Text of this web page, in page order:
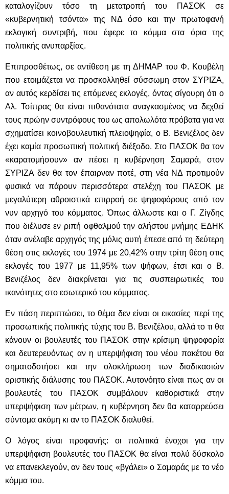
καταλογίζουν τόσο τη μετατροπή του ΠΑΣΟΚ σε
«κυβερνητική τσόντα» της ΝΔ όσο και την πρωτοφανή
εκλογική συντριβή, που έφερε το κόμμα στα όρια της
πολιτικής ανυπαρξίας.
Επιπροσθέτως, σε αντίθεση με τη ΔΗΜΑΡ του Φ. Κουβέλη
που ετοιμάζεται να προσκολληθεί σύσσωμη στον ΣΥΡΙΖΑ,
αν αυτός κερδίσει τις επόμενες εκλογές, όντας σίγουρη ότι ο
Αλ. Τσίπρας θα είναι πιθανότατα αναγκασμένος να δεχθεί
τους πρώην συντρόφους του ως απολωλότα πρόβατα για να
σχηματίσει κοινοβουλευτική πλειοψηφία, ο Β. Βενιζέλος δεν
έχει καμία προσωπική πολιτική διέξοδο. Στο ΠΑΣΟΚ θα τον
«καρατομήσουν» αν πέσει η κυβέρνηση Σαμαρά, στον
ΣΥΡΙΖΑ δεν θα τον έπαιρναν ποτέ, στη νέα ΝΔ προτιμούν
φυσικά να πάρουν περισσότερα στελέχη του ΠΑΣΟΚ με
μεγαλύτερη αθροιστικά επιρροή σε ψηφοφόρους από τον
νυν αρχηγό του κόμματος. Όπως άλλωστε και ο Γ. Ζίγδης
που διέλυσε εν ριπή οφθαλμού την αλήστου μνήμης ΕΔΗΚ
όταν ανέλαβε αρχηγός της μόλις αυτή έπεσε από τη δεύτερη
θέση στις εκλογές του 1974 με 20,42% στην τρίτη θέση στις
εκλογές του 1977 με 11,95% των ψήφων, έτσι και ο Β.
Βενιζέλος δεν διακρίνεται για τις συσπειρωτικές του
ικανότητες στο εσωτερικό του κόμματος.
Εν πάση περιπτώσει, το θέμα δεν είναι οι εικασίες περί της
προσωπικής πολιτικής τύχης του Β. Βενιζέλου, αλλά το τι θα
κάνουν οι βουλευτές του ΠΑΣΟΚ στην κρίσιμη ψηφοφορία
και δευτερευόντως αν η υπερψήφιση του νέου πακέτου θα
σηματοδοτήσει και την ολοκλήρωση των διαδικασιών
οριστικής διάλυσης του ΠΑΣΟΚ. Αυτονόητο είναι πως αν οι
βουλευτές του ΠΑΣΟΚ συμβάλουν καθοριστικά στην
υπερψήφιση των μέτρων, η κυβέρνηση δεν θα καταρρεύσει
σύντομα ακόμη κι αν το ΠΑΣΟΚ διαλυθεί.
Ο λόγος είναι προφανής: οι πολιτικά ένοχοι για την
υπερψήφιση βουλευτές του ΠΑΣΟΚ θα είναι πολύ δύσκολο
να επανεκλεγούν, αν δεν τους «βγάλει» ο Σαμαράς με το νέο
κόμμα του.